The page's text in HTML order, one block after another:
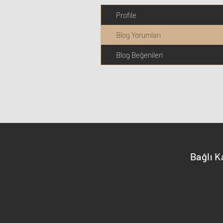
Profile
Blog Yorumları
Blog Beğenileri
Bağlı